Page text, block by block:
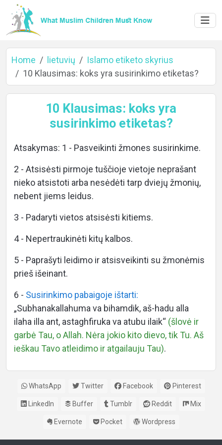
Home
About
Languages
Home lietuvių
Islamo etiketo skyrius
10 Klausimas: koks yra susirinkimo etiketas?
10 Klausimas: koks yra
susirinkimo etiketas?
Atsakymas: 1 - Pasveikinti žmones susirinkime.
2 - Atsisėsti pirmoje tuščioje vietoje neprašant
nieko atsistoti arba nesėdėti tarp dviejų žmonių,
nebent jiems leidus.
3 - Padaryti vietos atsisėsti kitiems.
4 - Nepertraukinėti kitų kalbos.
5 - Paprašyti leidimo ir atsisveikinti su žmonėmis
prieš išeinant.
6 - Susirinkimo pabaigoje ištarti:
„Subhanakallahuma va bihamdik, aš-hadu alla
ilaha illa ant, astaghfiruka va atubu ilaik“ (šlovė ir
garbė Tau, o Allah. Nėra jokio kito dievo, tik Tu. Aš
ieškau Tavo atleidimo ir atgailauju Tau).
WhatsApp Twitter Facebook Pinterest
LinkedIn Buffer Tumblr Reddit Mix
Evernote Pocket Wordpress